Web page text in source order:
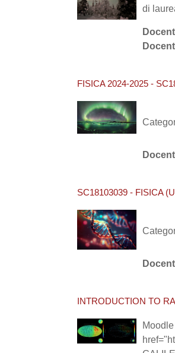
di
FISICA 2024-2025 -
SC18103039 - FISICA
INTRODUCTION TO